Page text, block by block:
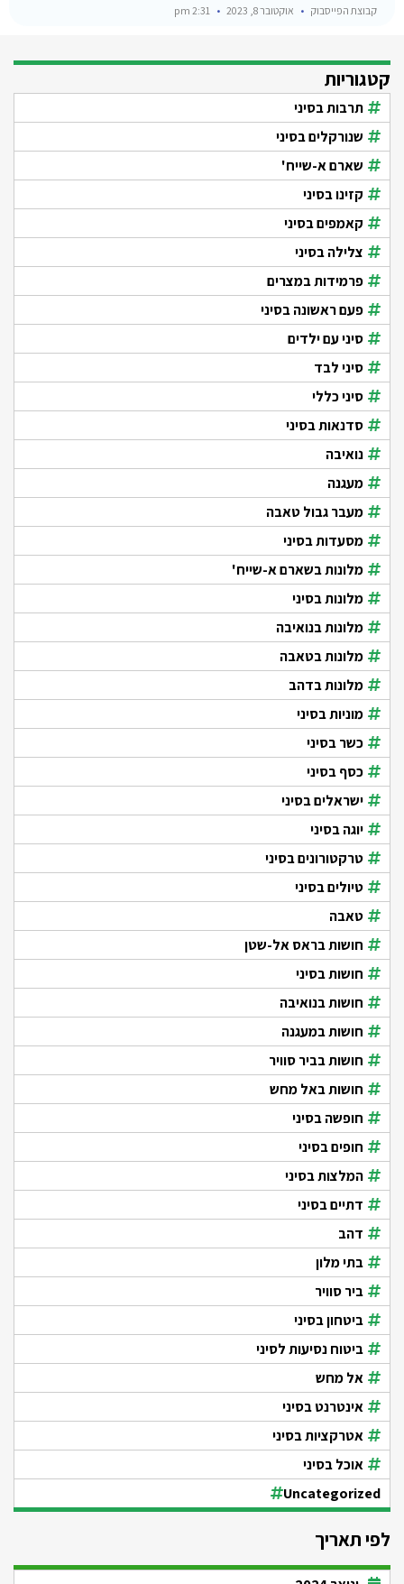
קבוצת הפייסבוק אוקטובר 8, 2023
קטגוריות
תרבות בסיני
שנורקלים בסיני
שארם א-שייח'
קזינו בסיני
קאמפים בסיני
צלילה בסיני
פרמידות במצרים
פעם ראשונה בסיני
סיני עם ילדים
סיני לבד
סיני כללי
סדנאות בסיני
נואיבה
מעגנה
מעבר גבול טאבה
מסעדות בסיני
מלונות בשארם א-שייח'
מלונות בסיני
מלונות בנואיבה
מלונות בטאבה
מלונות בדהב
מוניות בסיני
כשר בסיני
כסף בסיני
ישראלים בסיני
יוגה בסיני
טרקטורונים בסיני
טיולים בסיני
טאבה
חושות בראס אל-שטן
חושות בסיני
חושות בנואיבה
חושות במעגנה
חושות בביר סוויר
חושות באל מחש
חופשה בסיני
חופים בסיני
המלצות בסיני
דתיים בסיני
דהב
בתי מלון
ביר סוויר
ביטחון בסיני
ביטוח נסיעות לסיני
אל מחש
אינטרנט בסיני
אטרקציות בסיני
אוכל בסיני
Uncategorized
לפי תאריך